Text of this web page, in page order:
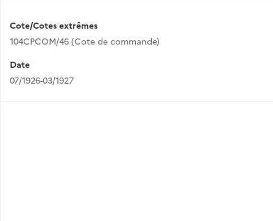
Cote/Cotes extrêmes
104CPCOM/46 (Cote de commande)
Date
07/1926-03/1927